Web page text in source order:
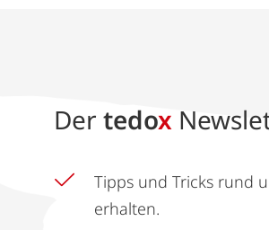
Der tedox
Tipps und Tricks rund
erhalten.